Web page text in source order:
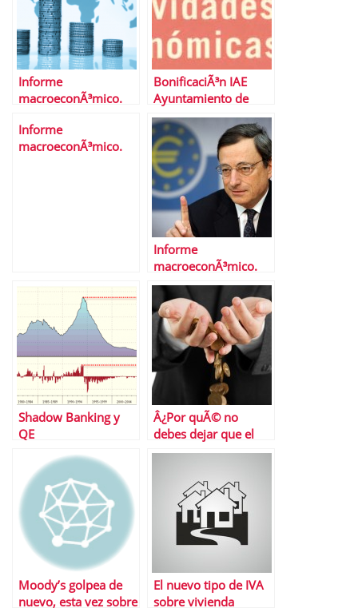
Informe
macroeconÃ³mico.
de 2014
BonificaciÃ³n IAE
Ayuntamiento de
Madrid
Informe
macroeconÃ³mico.
Informe
macroeconÃ³mico.
Del 3 al 7 de febrero
de 2014
Shadow Banking y
QE
Â¿Por quÃ© no
debes dejar que el
banco gestione tus
Moody’s golpea de
nuevo, esta vez sobre
El nuevo tipo de IVA
sobre vivienda